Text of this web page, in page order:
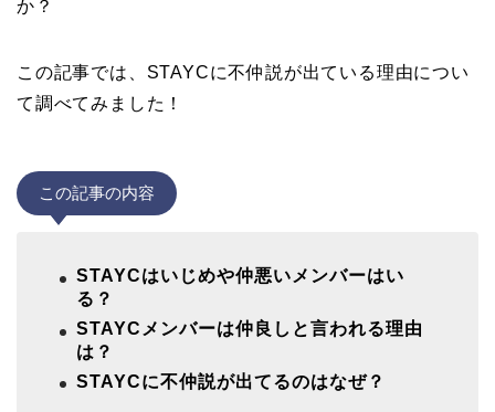
か？
この記事では、STAYCに不仲説が出ている理由につい
て調べてみました！
この記事の内容
STAYCはいじめや仲悪いメンバーはい
る？
STAYCメンバーは仲良しと言われる理由
は？
STAYCに不仲説が出てるのはなぜ？